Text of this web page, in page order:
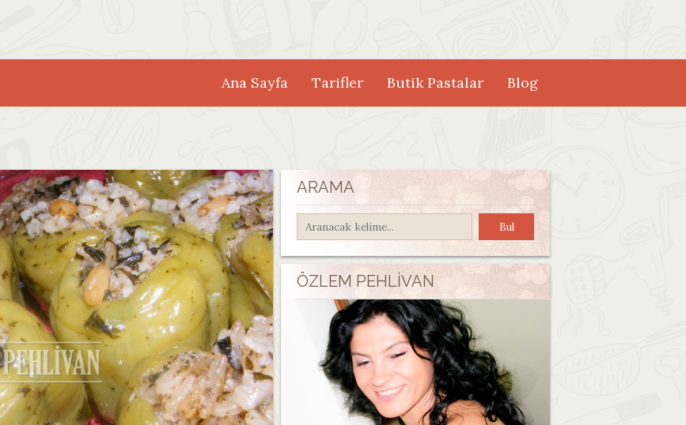
Blog
Butik Pastalar
Tarifler
Ana Sayfa
ARAMA
ÖZLEM PEHLIVAN